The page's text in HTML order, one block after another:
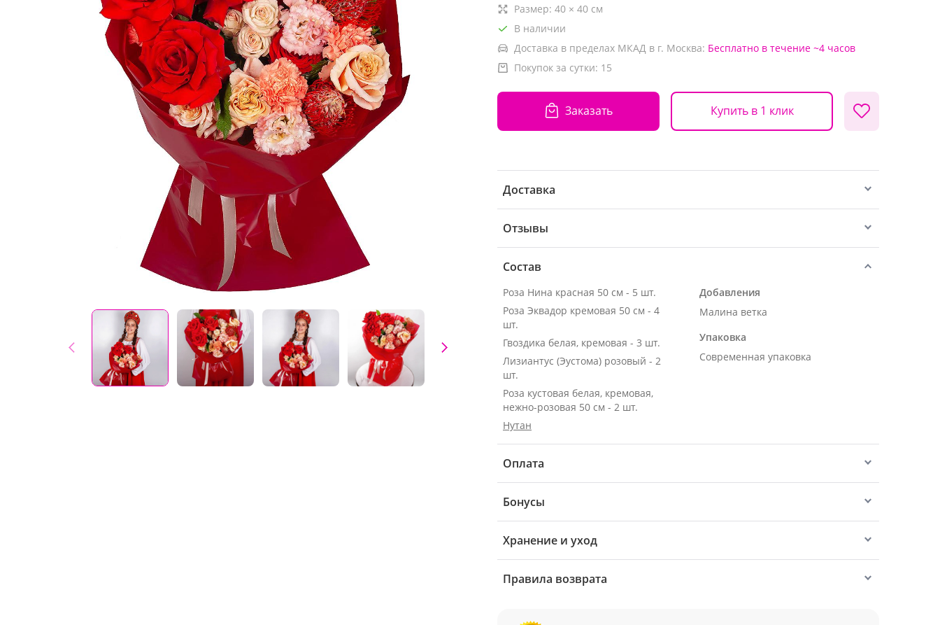
Размер: 40 × 40 см
В наличии
Доставка в пределах МКАД в г. Москва: Бесплатно в течение ~4 часов
Покупок за сутки: 15
Заказать Купить в 1 клик
Доставка
Отзывы
Состав
Роза Нина красная 50 см - 5 шт.
Роза Эквадор кремовая 50 см - 4
шт.
Гвоздика белая, кремовая - 3 шт.
Лизиантус (Эустома) розовый - 2
шт.
Роза кустовая белая, кремовая,
нежно-розовая 50 см - 2 шт.
Нутан
Добавления
Малина ветка
Упаковка
Современная упаковка
Оплата
Бонусы
Хранение и уход
Правила возврата